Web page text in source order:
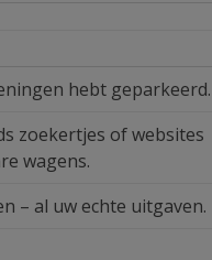
hebt geparkeerd.
zoekertjes of websites
wagens.
– al uw echte uitgaven.